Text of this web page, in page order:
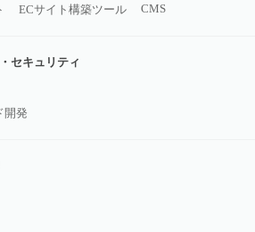
ECサイト構築ツール CMS
セキュリティ
開発